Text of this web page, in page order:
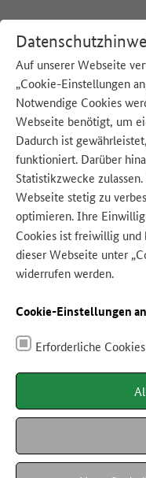
Auf unserer Webseite
„Cookie-Einstellungen
Notwendige Cookies
Webseite benötigt, um
Dadurch ist
funktioniert. Darüber
Statistikzwecke
Webseite stetig zu
optimieren. Ihre
Cookies ist freiwillig und
dieser Webseite unter
widerrufen werden.
Cookie-Einstellungen
Erforderliche Cookies
:Startseite Newsletter
Newsletter
Erfahren Sie in unserem
für die Tonne! und welche
Strategie zur Reduzierung
Versand erfolgt etwa alle 3-4
sichanzumelden
E-Mail*
Bitte geben Sie